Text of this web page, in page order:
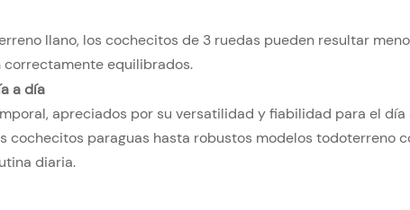
llano, los cochecitos de 3 ruedas pueden resultar
correctamente equilibrados.
a día
apreciados por su versatilidad y fiabilidad para el día
cochecitos paraguas hasta robustos modelos todoterreno
diaria.